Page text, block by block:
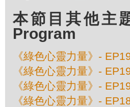
本節目其他主
Program
《綠色心靈力量》-
《綠色心靈力量》-
《綠色心靈力量》-
《綠色心靈力量》-